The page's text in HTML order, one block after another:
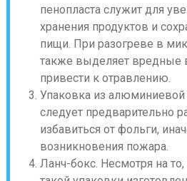
пенопласта служит для
хранения продуктов и
пищи. При разогреве в
также выделяет вредные
привести к отравлению.
Упаковка из
следует предварительно
избавиться от фольги,
возникновения пожара.
Ланч-бокс. Несмотря на